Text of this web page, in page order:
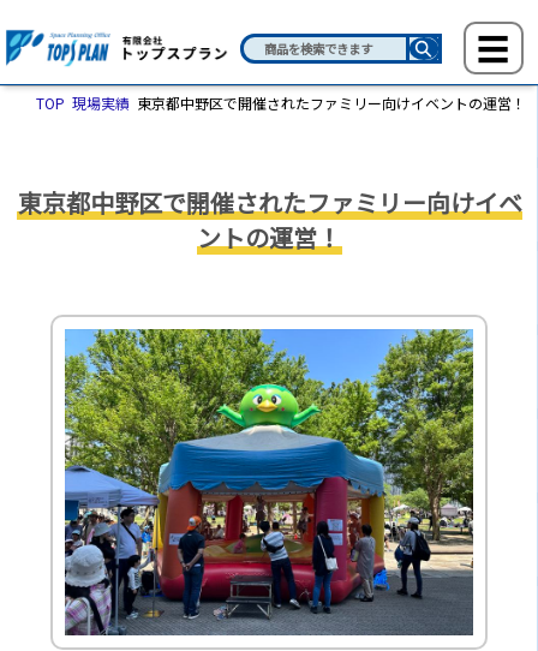
TOP 現場実績 東京都中野区で開催されたファミリー向けイベントの運営！
東京都中野区で開催されたファミリー向けイベ
ントの運営！